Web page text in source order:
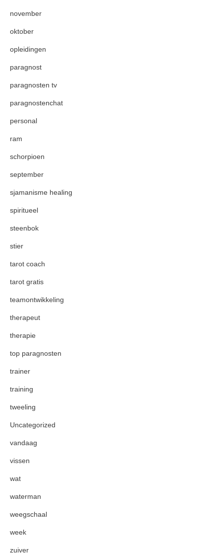
november
oktober
opleidingen
paragnost
paragnosten tv
paragnostenchat
personal
ram
schorpioen
september
sjamanisme healing
spiritueel
steenbok
stier
tarot coach
tarot gratis
teamontwikkeling
therapeut
therapie
top paragnosten
trainer
training
tweeling
Uncategorized
vandaag
vissen
wat
waterman
weegschaal
week
zuiver